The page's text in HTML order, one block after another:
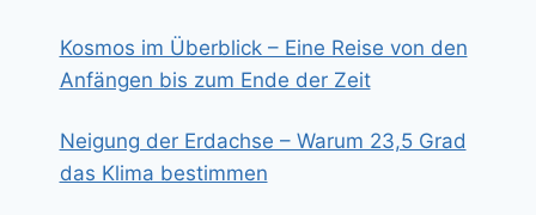
Kosmos im Überblick – Eine Reise von den
Anfängen bis zum Ende der Zeit
Neigung der Erdachse – Warum 23,5 Grad
das Klima bestimmen